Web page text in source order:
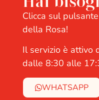
Clicca sul
della Rosa!
Il servizio è attivo
dalle 8:30 alle
WHATSAPP